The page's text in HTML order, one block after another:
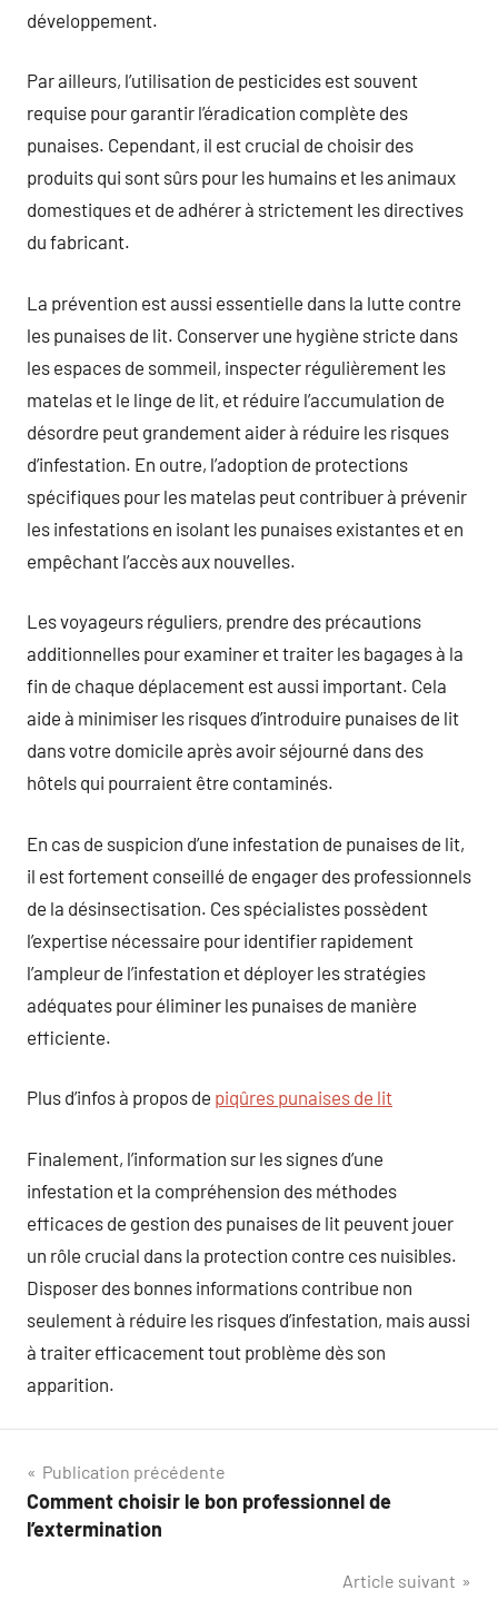
développement.
Par ailleurs, l’utilisation de pesticides est souvent
requise pour garantir l’éradication complète des
punaises. Cependant, il est crucial de choisir des
produits qui sont sûrs pour les humains et les animaux
domestiques et de adhérer à strictement les directives
du fabricant.
La prévention est aussi essentielle dans la lutte contre
les punaises de lit. Conserver une hygiène stricte dans
les espaces de sommeil, inspecter régulièrement les
matelas et le linge de lit, et réduire l’accumulation de
désordre peut grandement aider à réduire les risques
d’infestation. En outre, l’adoption de protections
spécifiques pour les matelas peut contribuer à prévenir
les infestations en isolant les punaises existantes et en
empêchant l’accès aux nouvelles.
Les voyageurs réguliers, prendre des précautions
additionnelles pour examiner et traiter les bagages à la
fin de chaque déplacement est aussi important. Cela
aide à minimiser les risques d’introduire punaises de lit
dans votre domicile après avoir séjourné dans des
hôtels qui pourraient être contaminés.
En cas de suspicion d’une infestation de punaises de lit,
il est fortement conseillé de engager des professionnels
de la désinsectisation. Ces spécialistes possèdent
l’expertise nécessaire pour identifier rapidement
l’ampleur de l’infestation et déployer les stratégies
adéquates pour éliminer les punaises de manière
efficiente.
Plus d’infos à propos de piqûres punaises de lit
Finalement, l’information sur les signes d’une
infestation et la compréhension des méthodes
efficaces de gestion des punaises de lit peuvent jouer
un rôle crucial dans la protection contre ces nuisibles.
Disposer des bonnes informations contribue non
seulement à réduire les risques d’infestation, mais aussi
à traiter efficacement tout problème dès son
apparition.
Navigation
de
Publication précédente
Comment choisir le bon professionnel de
l’extermination
Article suivant